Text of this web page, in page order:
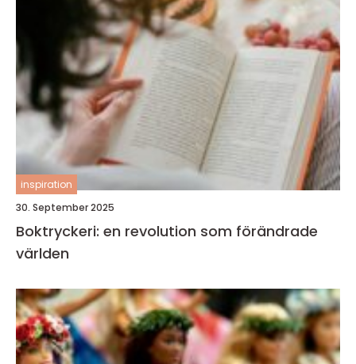
inspiration
30. September 2025
Boktryckeri: en revolution som förändrade
världen